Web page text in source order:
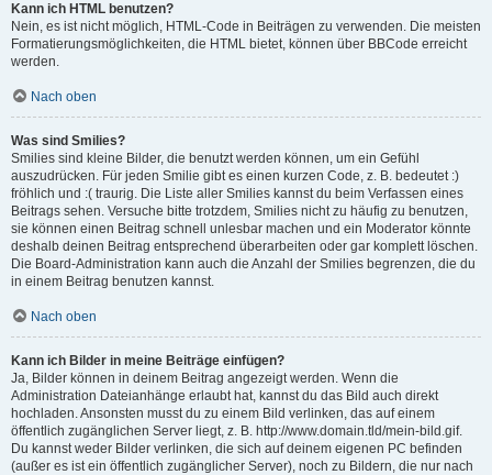
Kann ich HTML benutzen?
Nein, es ist nicht möglich, HTML-Code in Beiträgen zu verwenden. Die meisten
Formatierungsmöglichkeiten, die HTML bietet, können über BBCode erreicht
werden.
Nach oben
Was sind Smilies?
Smilies sind kleine Bilder, die benutzt werden können, um ein Gefühl
auszudrücken. Für jeden Smilie gibt es einen kurzen Code, z. B. bedeutet :)
fröhlich und :( traurig. Die Liste aller Smilies kannst du beim Verfassen eines
Beitrags sehen. Versuche bitte trotzdem, Smilies nicht zu häufig zu benutzen,
sie können einen Beitrag schnell unlesbar machen und ein Moderator könnte
deshalb deinen Beitrag entsprechend überarbeiten oder gar komplett löschen.
Die Board-Administration kann auch die Anzahl der Smilies begrenzen, die du
in einem Beitrag benutzen kannst.
Nach oben
Kann ich Bilder in meine Beiträge einfügen?
Ja, Bilder können in deinem Beitrag angezeigt werden. Wenn die
Administration Dateianhänge erlaubt hat, kannst du das Bild auch direkt
hochladen. Ansonsten musst du zu einem Bild verlinken, das auf einem
öffentlich zugänglichen Server liegt, z. B. http://www.domain.tld/mein-bild.gif.
Du kannst weder Bilder verlinken, die sich auf deinem eigenen PC befinden
(außer es ist ein öffentlich zugänglicher Server), noch zu Bildern, die nur nach